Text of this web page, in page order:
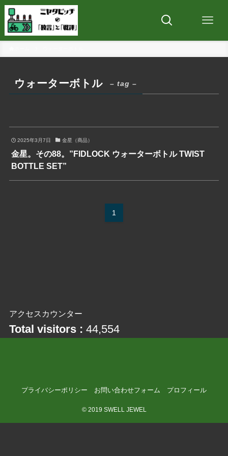
ウォーターボトル – tag –
2025年3月7日 金星（商品）
金星。その88。”FIDLOCK ウォーターボトル TWIST
BOTTLE SET”
1
アクセスカウンター
Total visitors : 44,554
プライバシーポリシー お問い合わせフォーム プロフィール
©2019 SWELL JEWEL